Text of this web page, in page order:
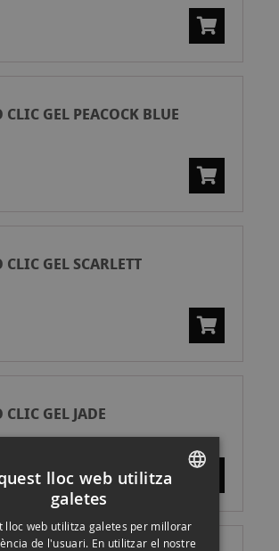
CLIC GEL PEACOCK BLUE
CLIC GEL SCARLETT
CLIC GEL JADE
ENGLISH
lloc web utilitza
galetes
lloc web utilitza galetes per millorar
de l'usuari. En utilitzar el nostre